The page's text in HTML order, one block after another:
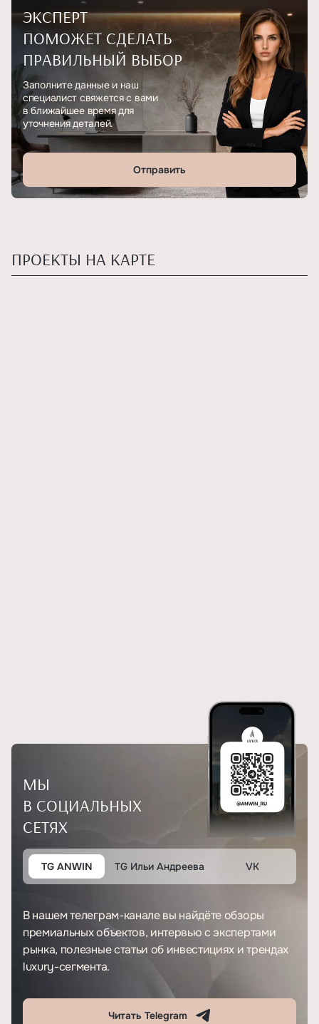
ЭКСПЕРТ
ПОМОЖЕТ СДЕЛАТЬ
ПРАВИЛЬНЫЙ ВЫБОР
Заполните данные и наш
специалист свяжется с вами
в ближайшее время для
уточнения деталей.
Отправить
ПРОЕКТЫ НА КАРТЕ
МЫ
В СОЦИАЛЬНЫХ
СЕТЯХ
TG ANWIN TG Ильи Андреева VK
В нашем телеграм-канале вы найдёте обзоры
премиальных объектов, интервью с экспертами
рынка, полезные статьи об инвестициях и трендах
luxury-сегмента.
Читать Telegram